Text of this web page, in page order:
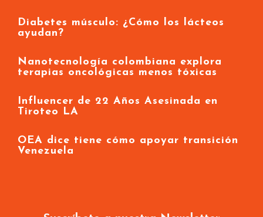
Diabetes músculo: ¿Cómo los lácteos
ayudan?
Nanotecnología colombiana explora
terapias oncológicas menos tóxicas
Influencer de 22 Años Asesinada en
Tiroteo LA
OEA dice tiene cómo apoyar transición
Venezuela